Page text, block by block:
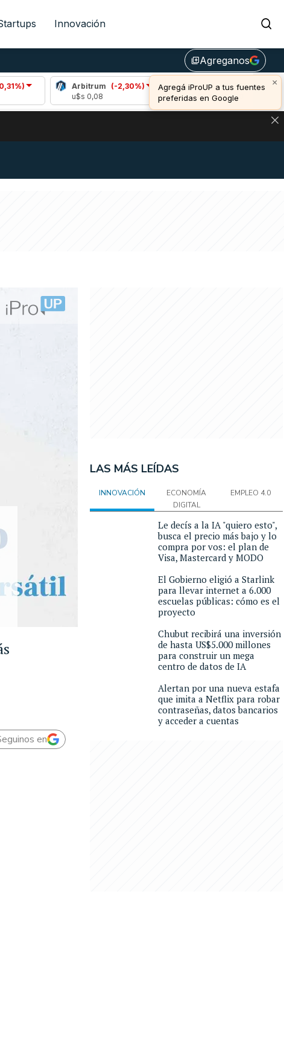
Innovación
library_addAgreganos
×
Agregá iProUP a tus fuentes
preferidas en Google
Arbitrum
(-2,30%)
Bitcoin
(0,55%)
u$s 64.545,00
DE BITCOIN Y ESTA SEÑAL DEFINE LOS PRECIOS DE
en
LAS MÁS LEÍDAS
INNOVACIÓN
ECONOMÍA
DIGITAL
EMPLEO 4.0
Le decís a la IA "quiero esto",
busca el precio más bajo y lo
compra por vos: el plan de
Visa, Mastercard y MODO
El Gobierno eligió a Starlink
para llevar internet a 6.000
escuelas públicas: cómo es el
proyecto
Chubut recibirá una inversión
de hasta US$5.000 millones
para construir un mega
centro de datos de IA
Alertan por una nueva estafa
que imita a Netflix para robar
contraseñas, datos bancarios
y acceder a cuentas